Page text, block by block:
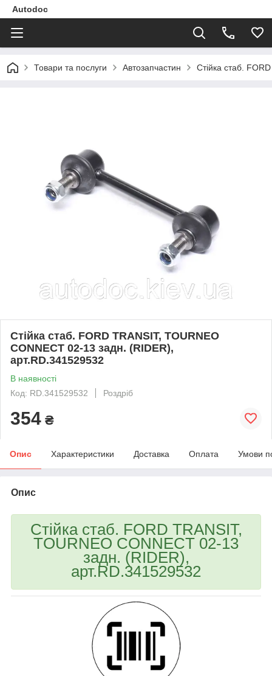
Autodoc
Товари та послуги Автозапчастин Стійка стаб.
Стійка стаб. FORD TRANSIT, TOURNEO
CONNECT 02-13 задн. (RIDER),
арт.RD.341529532
В наявності
Код: RD.341529532
Роздріб
354 ₴
Опис Характеристики Доставка Оплата Умови
Опис
Стійка стаб. FORD TRANSIT,
TOURNEO CONNECT 02-13
задн. (RIDER),
арт.RD.341529532